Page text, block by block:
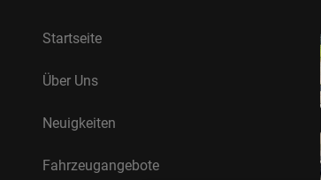
Startseite
Über Uns
Neuigkeiten
Fahrzeugangebote